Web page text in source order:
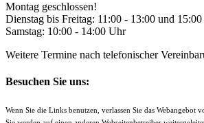
Montag geschlossen!
Dienstag bis Freitag: 11:00 - 13:00 und
Samstag: 10:00 - 14:00 Uhr
Weitere Termine nach telefonischer
Besuchen Sie uns:
Wenn Sie die Links benutzen, verlassen Sie das Webangebot